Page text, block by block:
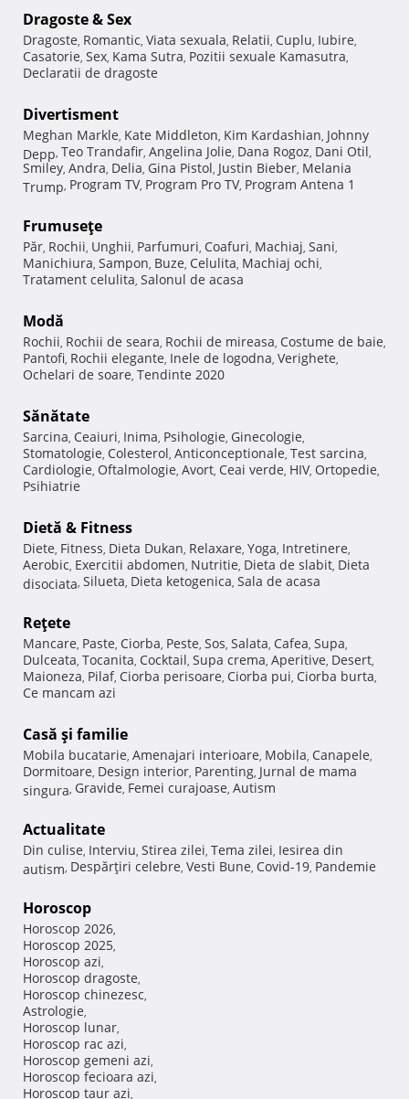
Dragoste & Sex
Dragoste, Romantic, Viata sexuala, Relatii, Cuplu, Iubire,
Casatorie, Sex, Kama Sutra, Pozitii sexuale Kamasutra,
Declaratii de dragoste
Divertisment
Meghan Markle, Kate Middleton, Kim Kardashian, Johnny
Depp, Teo Trandafir, Angelina Jolie, Dana Rogoz, Dani Otil,
Smiley, Andra, Delia, Gina Pistol, Justin Bieber, Melania
Trump, Program TV, Program Pro TV, Program Antena 1
Frumuseţe
Păr, Rochii, Unghii, Parfumuri, Coafuri, Machiaj, Sani,
Manichiura, Sampon, Buze, Celulita, Machiaj ochi,
Tratament celulita, Salonul de acasa
Modă
Rochii, Rochii de seara, Rochii de mireasa, Costume de baie,
Pantofi, Rochii elegante, Inele de logodna, Verighete,
Ochelari de soare, Tendinte 2020
Sănătate
Sarcina, Ceaiuri, Inima, Psihologie, Ginecologie,
Stomatologie, Colesterol, Anticonceptionale, Test sarcina,
Cardiologie, Oftalmologie, Avort, Ceai verde, HIV, Ortopedie,
Psihiatrie
Dietă & Fitness
Diete, Fitness, Dieta Dukan, Relaxare, Yoga, Intretinere,
Aerobic, Exercitii abdomen, Nutritie, Dieta de slabit, Dieta
disociata, Silueta, Dieta ketogenica, Sala de acasa
Reţete
Mancare, Paste, Ciorba, Peste, Sos, Salata, Cafea, Supa,
Dulceata, Tocanita, Cocktail, Supa crema, Aperitive, Desert,
Maioneza, Pilaf, Ciorba perisoare, Ciorba pui, Ciorba burta,
Ce mancam azi
Casă şi familie
Mobila bucatarie, Amenajari interioare, Mobila, Canapele,
Dormitoare, Design interior, Parenting, Jurnal de mama
singura, Gravide, Femei curajoase, Autism
Actualitate
Din culise, Interviu, Stirea zilei, Tema zilei, Iesirea din
autism, Despărţiri celebre, Vesti Bune, Covid-19, Pandemie
Horoscop
Horoscop 2026,
Horoscop 2025,
Horoscop azi,
Horoscop dragoste,
Horoscop chinezesc,
Astrologie,
Horoscop lunar,
Horoscop rac azi,
Horoscop gemeni azi,
Horoscop fecioara azi,
Horoscop taur azi,